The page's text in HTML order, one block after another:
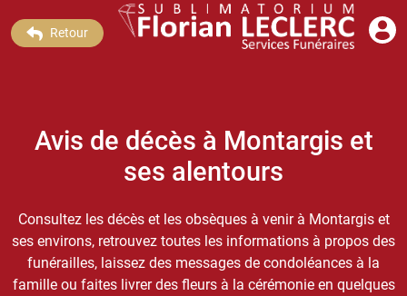
Retour
Avis de décès à Montargis et
ses alentours
Consultez les décès et les obsèques à venir à Montargis et
ses environs, retrouvez toutes les informations à propos des
funérailles, laissez des messages de condoléances à la
famille ou faites livrer des fleurs à la cérémonie en quelques